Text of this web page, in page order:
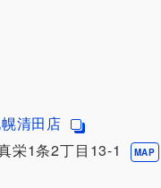
清田店
栄1条2丁目13-1 MAP